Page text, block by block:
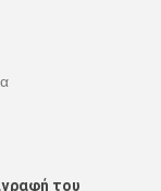
του